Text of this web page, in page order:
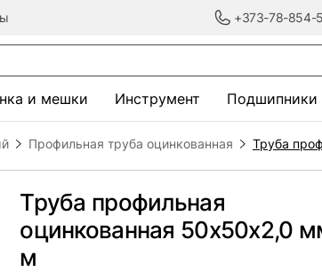
+373-78-854-
и мешки Инструмент Подшипники
Профильная труба оцинкованная Труба
Труба профильная
оцинкованная 50х50x2,0
м